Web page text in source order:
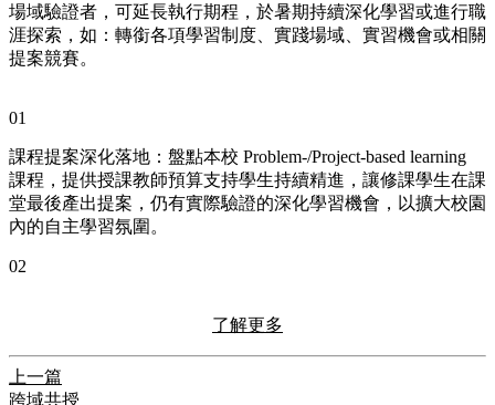
場域驗證者，可延長執行期程，於暑期持續深化學習或進行職
涯探索，如：轉銜各項學習制度、實踐場域、實習機會或相關
提案競賽。
01
課程提案深化落地：盤點本校 Problem-/Project-based learning
課程，提供授課教師預算支持學生持續精進，讓修課學生在課
堂最後產出提案，仍有實際驗證的深化學習機會，以擴大校園
內的自主學習氛圍。
02
了解更多
上一篇
跨域共授